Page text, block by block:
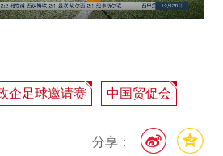
企足球邀请赛 中国贸促会
分享：